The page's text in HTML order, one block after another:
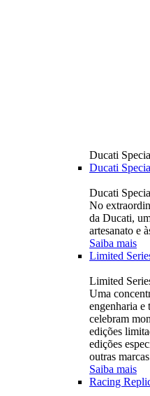
Ducati
Ducati
Ducati
No
da Ducati,
artesanato e
Saiba mais
Limited
Limited
Uma
engenharia e
celebram
edições
edições
outras
Saiba mais
Racing